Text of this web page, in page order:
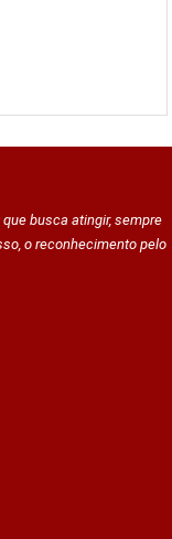
busca atingir, sempre
o reconhecimento pelo